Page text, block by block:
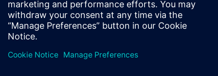
appieno le capacità delle proprie macchine utensili
avanzate. Grazie alle sue funzionalità completamente
integrate, NX ha permesso l'automazione dell'intero
processo di sviluppo degli stampi, dalla progettazione alla
produzione.